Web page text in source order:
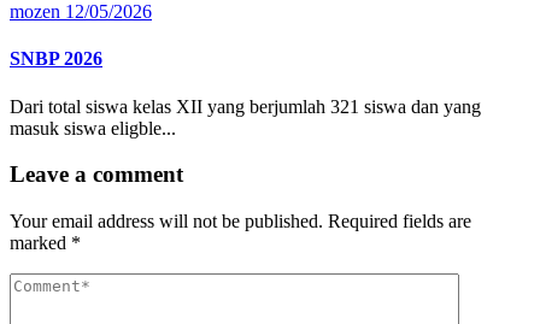
mozen 12/05/2026
SNBP 2026
Dari total siswa kelas XII yang berjumlah 321 siswa dan yang
masuk siswa eligble...
Leave a comment
Your email address will not be published. Required fields are
marked *